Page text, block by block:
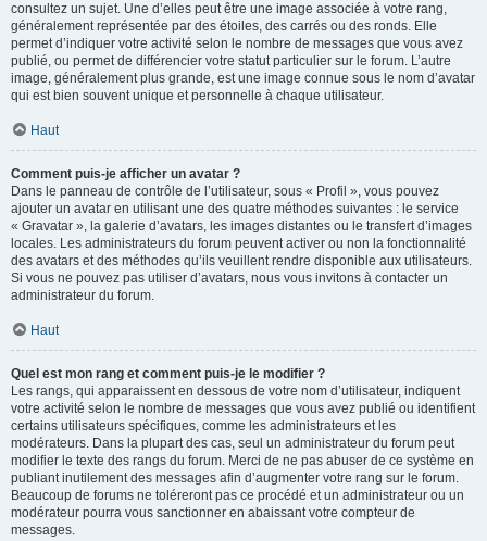
consultez un sujet. Une d’elles peut être une image associée à votre rang,
généralement représentée par des étoiles, des carrés ou des ronds. Elle
permet d’indiquer votre activité selon le nombre de messages que vous avez
publié, ou permet de différencier votre statut particulier sur le forum. L’autre
image, généralement plus grande, est une image connue sous le nom d’avatar
qui est bien souvent unique et personnelle à chaque utilisateur.
Haut
Comment puis-je afficher un avatar ?
Dans le panneau de contrôle de l’utilisateur, sous « Profil », vous pouvez
ajouter un avatar en utilisant une des quatre méthodes suivantes : le service
« Gravatar », la galerie d’avatars, les images distantes ou le transfert d’images
locales. Les administrateurs du forum peuvent activer ou non la fonctionnalité
des avatars et des méthodes qu’ils veuillent rendre disponible aux utilisateurs.
Si vous ne pouvez pas utiliser d’avatars, nous vous invitons à contacter un
administrateur du forum.
Haut
Quel est mon rang et comment puis-je le modifier ?
Les rangs, qui apparaissent en dessous de votre nom d’utilisateur, indiquent
votre activité selon le nombre de messages que vous avez publié ou identifient
certains utilisateurs spécifiques, comme les administrateurs et les
modérateurs. Dans la plupart des cas, seul un administrateur du forum peut
modifier le texte des rangs du forum. Merci de ne pas abuser de ce système en
publiant inutilement des messages afin d’augmenter votre rang sur le forum.
Beaucoup de forums ne toléreront pas ce procédé et un administrateur ou un
modérateur pourra vous sanctionner en abaissant votre compteur de
messages.